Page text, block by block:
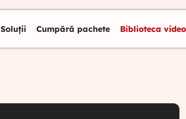
Soluții Cumpără pachete Biblioteca video